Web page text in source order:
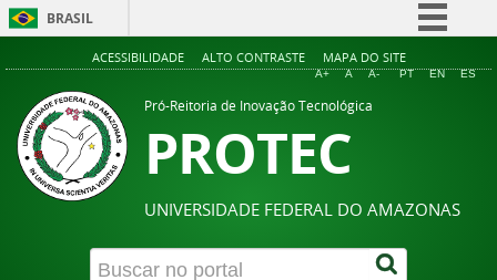
BRASIL
Simplifique!
Acesso à informação
ACESSIBILIDADE ALTO CONTRASTE MAPA DO SITE
A+ A A- PT EN ES
Pró-Reitoria de Inovação Tecnológica
PROTEC
UNIVERSIDADE FEDERAL DO AMAZONAS